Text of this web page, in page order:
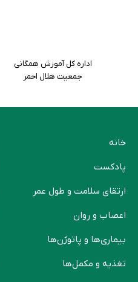
اداره کل آموزش همگانی
جمعیت هلال احمر
خانه
پادکست
ارتقای سلامت و طول عمر
اعصاب و روان
بیماری‌ها و پاتوژن‌ها
تغذیه و مکمل‌ها